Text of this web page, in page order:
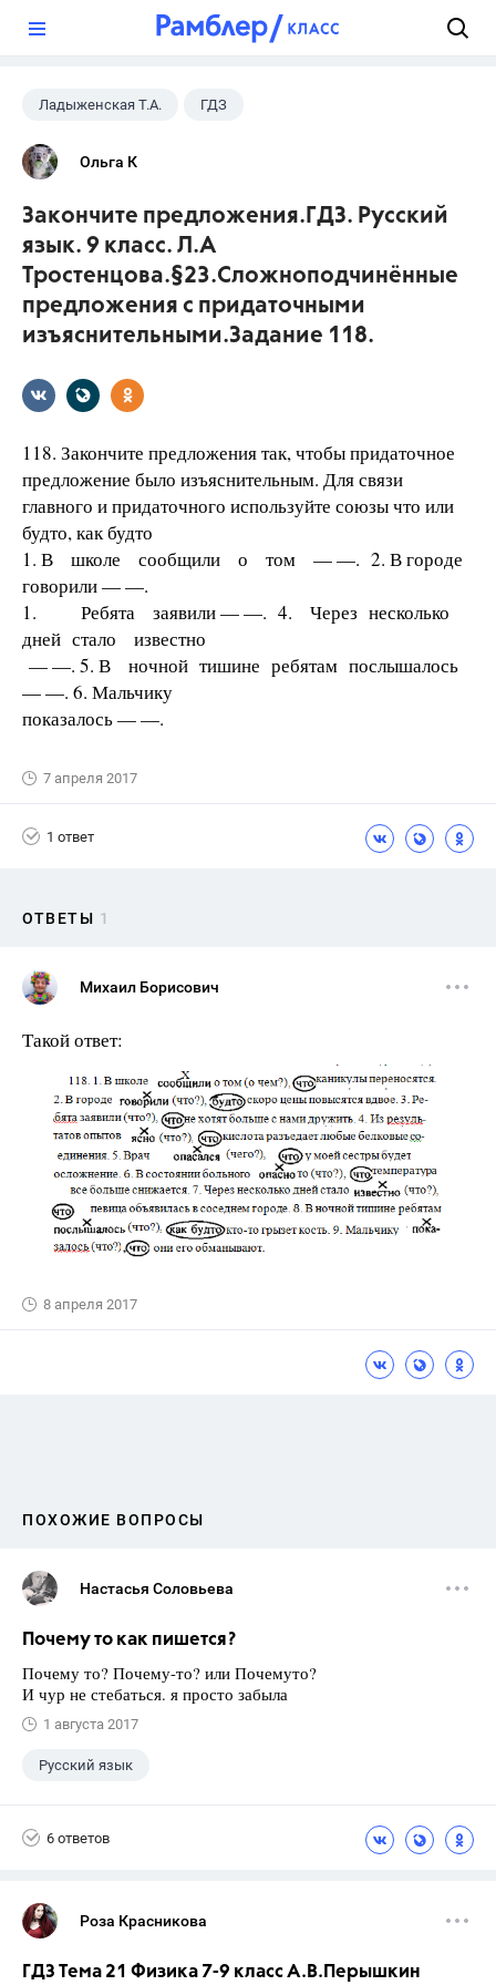
Ладыженская Т.А. ГДЗ
Русский язык
Ольга К
Закончите предложения.ГДЗ. Русский
язык. 9 класс. Л.А
Тростенцова.§23.Сложноподчинённые
предложения с придаточными
изъяснительными.Задание 118.
118. Закончите предложения так, чтобы придаточное
предложение было изъяснительным. Для связи
главного и придаточного используйте союзы что или
будто, как будто
1. В школе сообщили о том — —. 2. В городе
говорили — —.
1. Ребята заявили — —. 4. Через несколько
дней стало известно
— —. 5. В ночной тишине ребятам послышалось
— —. 6. Мальчику
показалось — —.
7 апреля 2017
1 ответ
ОТВЕТЫ 1
Михаил Борисович
Такой ответ:
8 апреля 2017
ПОХОЖИЕ ВОПРОСЫ
Настасья Соловьева
Почему то как пишется?
Почему то? Почему-то? или Почемуто?
И чур не стебаться. я просто забыла
1 августа 2017
Русский язык
6 ответов
Роза Красникова
ГДЗ Тема 21 Физика 7-9 класс А.В.Перышкин